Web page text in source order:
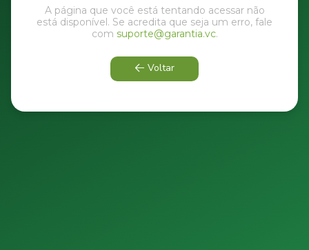
A página que você está tentando acessar não
está disponível. Se acredita que seja um erro, fale
com suporte@garantia.vc.
Voltar